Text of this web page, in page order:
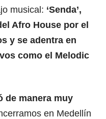
musical: ‘Senda’,
Afro House por el
y se adentra en
como el Melodic
de manera muy
en Medellín